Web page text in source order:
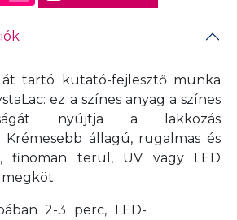
át tartó kutató-fejlesztő munka
ez a színes anyag a színes
nyújtja a lakkozás
Krémesebb állagú, rugalmas és
finoman terül, UV vagy LED
2-3 perc, LED-